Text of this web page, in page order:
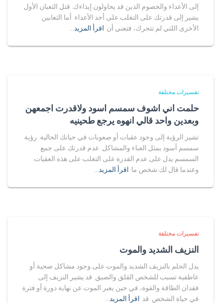
إلى الأعداء والخصوم الذين قد يحاولون إيذاءك. قتل الثعبان الأول
يشير إلى قدرتك على التغلب على أحد الأعداء. أما الثعابين
الأخرى اللتي لم تتحرك، فتعني أن اقرأ المزيد…
تفسيرات مختلفة
حلمت اني اشوف سمسم اسود ولاقدرت اجمعهن
وبعدين واحد قالي انهوه يرجع طحينيه
تشير الرؤية إلى وجود عقبات أو صعوبات في حياتك الحالية. رؤية
سمسم أسود يمثل العناء والمشاكل. عدم قدرتك على جمع
السمسم يدل على عدم القدرة على التغلب على هذه العقبات.
وعندما قال لك شخص ما اقرأ المزيد…
تفسيرات مختلفة
النزيف الشديد والموت
يدل الحلم بالنزيف الشديد والموت على وجود مشاكل صحية أو
عاطفية تسبب للشخص القلق والضيق. قد يشير النزيف إلى
فقدان الطاقة والقوة، في حين يعبر الموت عن نهاية دورة أو فترة
في حياة الشخص. قد اقرأ المزيد…